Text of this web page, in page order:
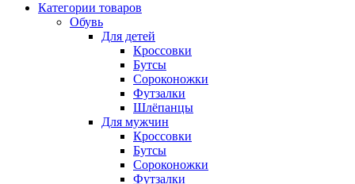
Категории товаров
Обувь
Для детей
Кроссовки
Бутсы
Сороконожки
Футзалки
Шлёпанцы
Для мужчин
Кроссовки
Бутсы
Сороконожки
Футзалки